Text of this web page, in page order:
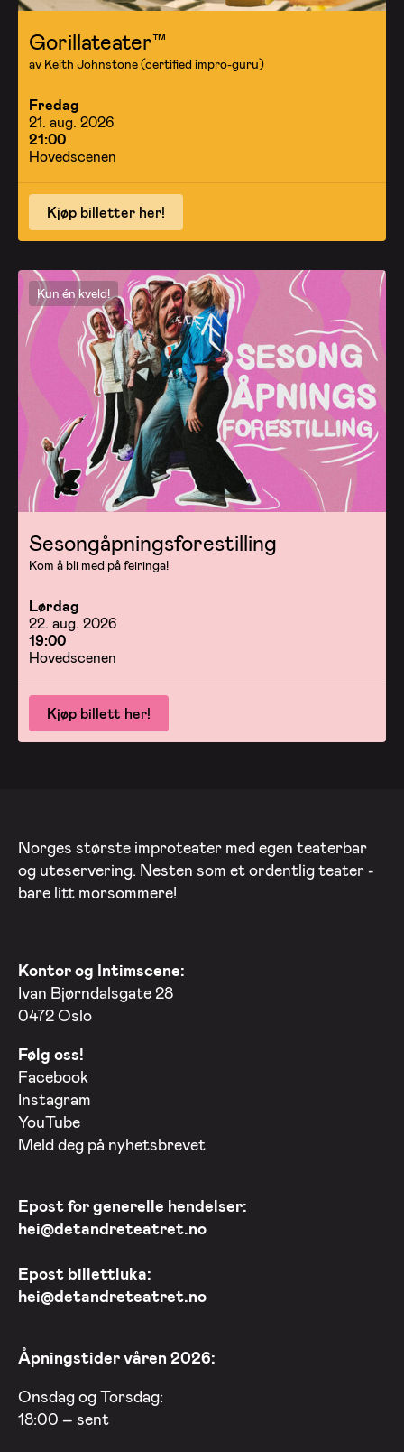
Gorillateater™
av Keith Johnstone (certified impro-guru)
Fredag
21. aug. 2026
21:00
Hovedscenen
Kjøp billetter her!
Kun én kveld!
Sesongåpningsforestilling
Kom å bli med på feiringa!
Lørdag
22. aug. 2026
19:00
Hovedscenen
Kjøp billett her!
Norges største improteater med egen teaterbar
og uteservering. Nesten som et ordentlig teater -
bare litt morsommere!
Kontor og Intimscene:
Ivan Bjørndalsgate 28
0472 Oslo
Følg oss!
Facebook
Instagram
YouTube
Meld deg på nyhetsbrevet
Epost for generelle hendelser:
hei@detandreteatret.no
Epost billettluka:
hei@detandreteatret.no
Åpningstider våren 2026:
Onsdag og Torsdag:
18:00 – sent